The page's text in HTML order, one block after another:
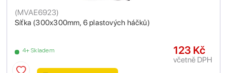
Síťka (300x300mm, 6 plastových háčků)
(MVAE6923)
4+ Skladem 123 Kč
včetně DPH